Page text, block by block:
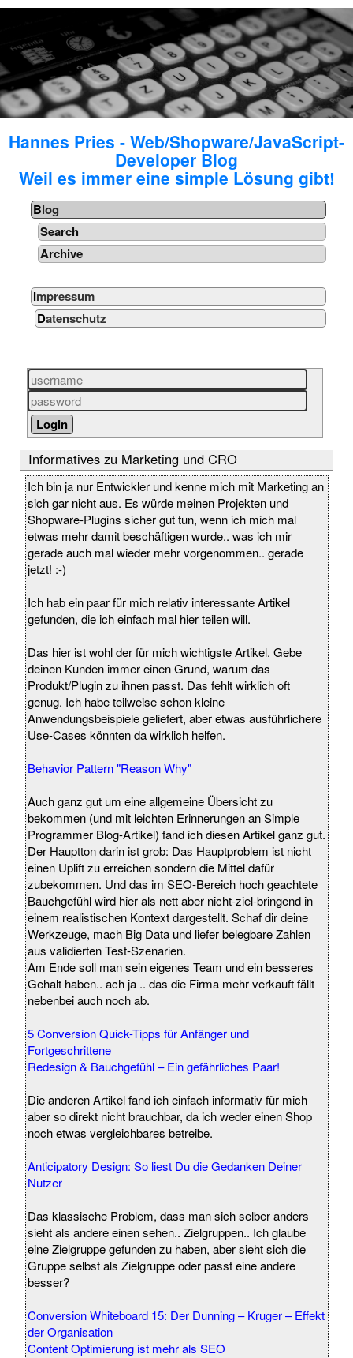
Hannes Pries - Web/Shopware/JavaScript-
Developer Blog
Weil es immer eine simple Lösung gibt!
Blog
Search
Archive
Impressum
Datenschutz
Informatives zu Marketing und CRO
Ich bin ja nur Entwickler und kenne mich mit Marketing an
sich gar nicht aus. Es würde meinen Projekten und
Shopware-Plugins sicher gut tun, wenn ich mich mal
etwas mehr damit beschäftigen wurde.. was ich mir
gerade auch mal wieder mehr vorgenommen.. gerade
jetzt! :-)
Ich hab ein paar für mich relativ interessante Artikel
gefunden, die ich einfach mal hier teilen will.
Das hier ist wohl der für mich wichtigste Artikel. Gebe
deinen Kunden immer einen Grund, warum das
Produkt/Plugin zu ihnen passt. Das fehlt wirklich oft
genug. Ich habe teilweise schon kleine
Anwendungsbeispiele geliefert, aber etwas ausführlichere
Use-Cases könnten da wirklich helfen.
Behavior Pattern "Reason Why"
Auch ganz gut um eine allgemeine Übersicht zu
bekommen (und mit leichten Erinnerungen an Simple
Programmer Blog-Artikel) fand ich diesen Artikel ganz gut.
Der Hauptton darin ist grob: Das Hauptproblem ist nicht
einen Uplift zu erreichen sondern die Mittel dafür
zubekommen. Und das im SEO-Bereich hoch geachtete
Bauchgefühl wird hier als nett aber nicht-ziel-bringend in
einem realistischen Kontext dargestellt. Schaf dir deine
Werkzeuge, mach Big Data und liefer belegbare Zahlen
aus validierten Test-Szenarien.
Am Ende soll man sein eigenes Team und ein besseres
Gehalt haben.. ach ja .. das die Firma mehr verkauft fällt
nebenbei auch noch ab.
5 Conversion Quick-Tipps für Anfänger und
Fortgeschrittene
Redesign & Bauchgefühl – Ein gefährliches Paar!
Die anderen Artikel fand ich einfach informativ für mich
aber so direkt nicht brauchbar, da ich weder einen Shop
noch etwas vergleichbares betreibe.
Anticipatory Design: So liest Du die Gedanken Deiner
Nutzer
Das klassische Problem, dass man sich selber anders
sieht als andere einen sehen.. Zielgruppen.. Ich glaube
eine Zielgruppe gefunden zu haben, aber sieht sich die
Gruppe selbst als Zielgruppe oder passt eine andere
besser?
Conversion Whiteboard 15: Der Dunning – Kruger – Effekt
der Organisation
Content Optimierung ist mehr als SEO